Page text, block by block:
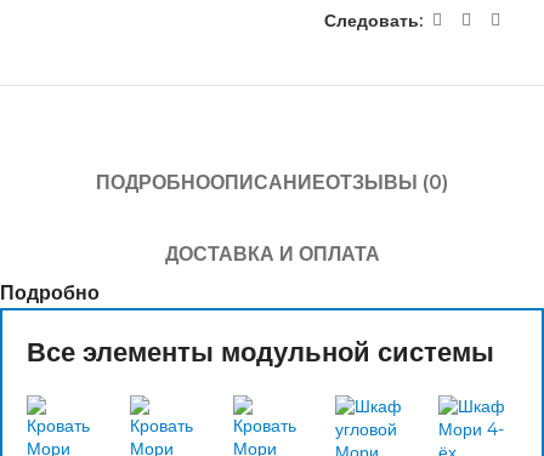
Следовать:
ПОДРОБНООПИСАНИЕОТЗЫВЫ (0)
ДОСТАВКА И ОПЛАТА
Подробно
Все элементы модульной системы